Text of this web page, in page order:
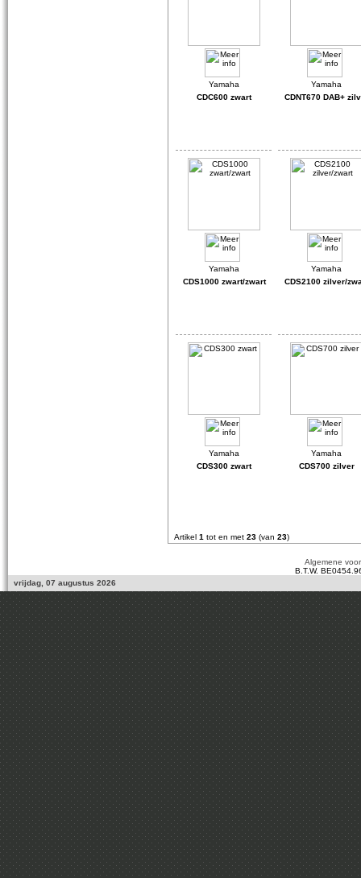
CDC600 zwart CDNT670 DAB+
CDS1000 zwart/zwart CDS2100 zilver/
CDS300 zwart CDS700 zilver
Artikel 1 tot en met 23 (van 23)
Algemene
B.T.W.
vrijdag, 07 augustus 2026